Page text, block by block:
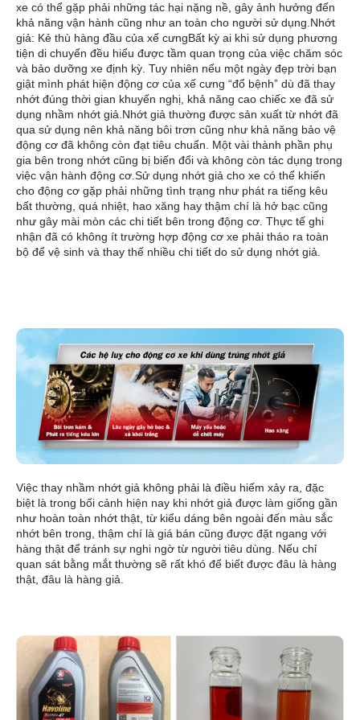
xe có thể gặp phải những tác hại nặng nề, gây ảnh hưởng đến
khả năng vận hành cũng như an toàn cho người sử dụng.Nhớt
giả: Kẻ thù hàng đầu của xế cưngBất kỳ ai khi sử dụng phương
tiện di chuyển đều hiểu được tầm quan trọng của việc chăm sóc
và bảo dưỡng xe định kỳ. Tuy nhiên nếu một ngày đẹp trời bạn
giật mình phát hiện động cơ của xế cưng “đổ bệnh” dù đã thay
nhớt đúng thời gian khuyến nghị, khả năng cao chiếc xe đã sử
dụng nhầm nhớt giả.Nhớt giả thường được sản xuất từ nhớt đã
qua sử dụng nên khả năng bôi trơn cũng như khả năng bảo vệ
động cơ đã không còn đạt tiêu chuẩn. Một vài thành phần phụ
gia bên trong nhớt cũng bị biến đổi và không còn tác dụng trong
việc vận hành động cơ.Sử dụng nhớt giả cho xe có thể khiến
cho động cơ gặp phải những tình trạng như phát ra tiếng kêu
bất thường, quá nhiệt, hao xăng hay thậm chí là hở bạc cũng
như gây mài mòn các chi tiết bên trong động cơ. Thực tế ghi
nhận đã có không ít trường hợp động cơ xe phải tháo ra toàn
bộ để vệ sinh và thay thế nhiều chi tiết do sử dụng nhớt giả.
Việc thay nhầm nhớt giả không phải là điều hiếm xảy ra, đặc
biệt là trong bối cảnh hiện nay khi nhớt giả được làm giống gần
như hoàn toàn nhớt thật, từ kiểu dáng bên ngoài đến màu sắc
nhớt bên trong, thậm chí là giá bán cũng được đặt ngang với
hàng thật để tránh sự nghi ngờ từ người tiêu dùng. Nếu chỉ
quan sát bằng mắt thường sẽ rất khó để biết được đâu là hàng
thật, đâu là hàng giả.